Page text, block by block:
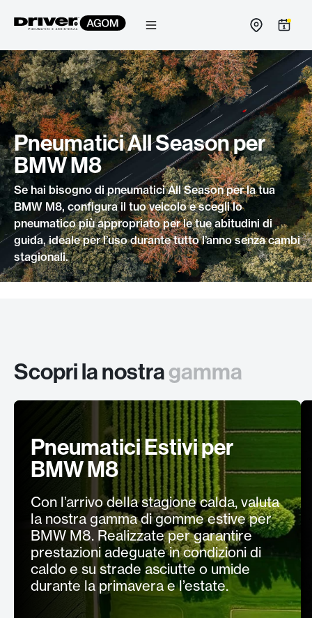
Salta
al
contenuto
Pneumatici All Season per
BMW M8
Se hai bisogno di pneumatici All Season per la tua
BMW M8, configura il tuo veicolo e scegli lo
pneumatico più appropriato per le tue abitudini di
guida, ideale per l’uso durante tutto l’anno senza cambi
stagionali.
Scopri la nostragamma
Pneumatici Estivi per
BMW M8
Con l’arrivo della stagione calda, valuta
la nostra gamma di gomme estive per
BMW M8. Realizzate per garantire
prestazioni adeguate in condizioni di
caldo e su strade asciutte o umide
durante la primavera e l’estate.